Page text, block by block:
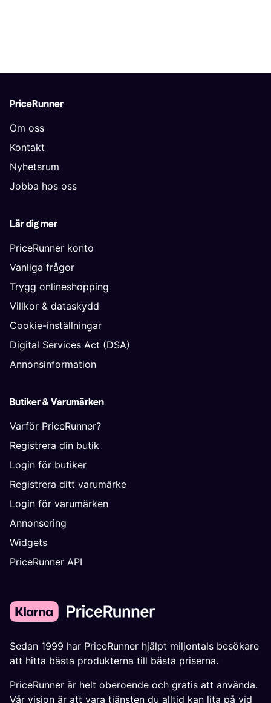
PriceRunner
Om oss
Kontakt
Nyhetsrum
Jobba hos oss
Lär dig mer
PriceRunner konto
Vanliga frågor
Trygg onlineshopping
Villkor & dataskydd
Cookie-inställningar
Digital Services Act (DSA)
Annonsinformation
Butiker & Varumärken
Varför PriceRunner?
Registrera din butik
Login för butiker
Registrera ditt varumärke
Login för varumärken
Annonsering
Widgets
PriceRunner API
Sedan 1999 har PriceRunner hjälpt miljontals besökare
att hitta bästa produkterna till bästa priserna.
PriceRunner är helt oberoende och gratis att använda.
Vår vision är att vara tjänsten du alltid kan lita på vid